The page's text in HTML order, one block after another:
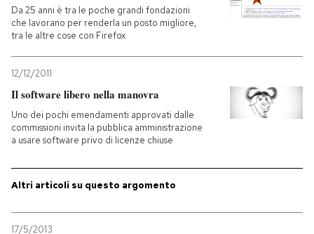
Tecnologia
Internet
Cultura
Economia
Sport
Storie/Idee
Ok Boomer!
Mondiali calcio 2026
PODCAST
Da 25 anni è tra le poche grandi fondazioni
che lavorano per renderla un posto migliore,
tra le altre cose con Firefox
12/12/2011
Il software libero nella manovra
Uno dei pochi emendamenti approvati dalle
commissioni invita la pubblica amministrazione
a usare software privo di licenze chiuse
Altri articoli su questo argomento
17/5/2013